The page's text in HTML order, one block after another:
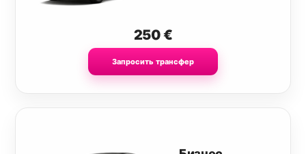
250€
Запросить трансфер